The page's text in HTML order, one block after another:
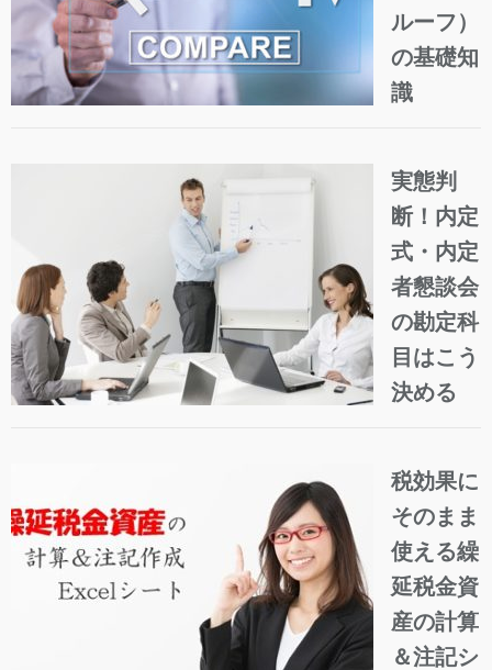
ルーフ）
の基礎知
識
実態判
断！内定
式・内定
者懇談会
の勘定科
目はこう
決める
税効果に
そのまま
使える繰
延税金資
産の計算
＆注記シ